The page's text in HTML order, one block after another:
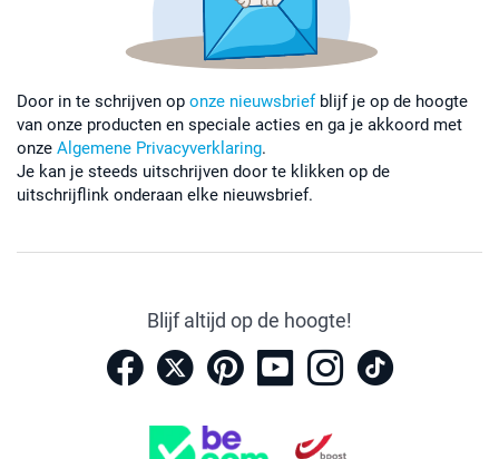
Door in te schrijven op onze nieuwsbriefblijf je op de hoogte
van onze producten en speciale acties en ga je akkoord met
onze Algemene Privacyverklaring.
Je kan je steeds uitschrijven door te klikken op de
uitschrijflink onderaan elke nieuwsbrief.
Blijf altijd op de hoogte!